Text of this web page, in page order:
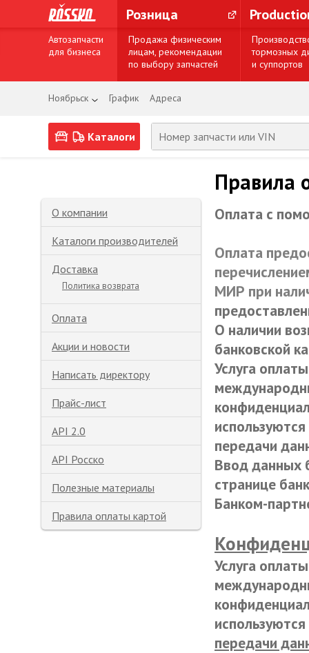
Розница
Автозапчасти
для бизнеса
Продажа физическим
лицам, рекомендации
по выбору запчастей
тормозных
и суппортов
Ноябрьск График Адреса
Каталоги
О компании
Каталоги производителей
Доставка
Политика возврата
Оплата
Акции и новости
Написать директору
Прайс-лист
API 2.0
API Росско
Полезные материалы
Правила оплаты картой
Правила
Оплата с
Оплата
МИР при
О наличии
банковской
Услуга
передачи
Ввод данных
странице
Банком-
Услуга
используются
передачи